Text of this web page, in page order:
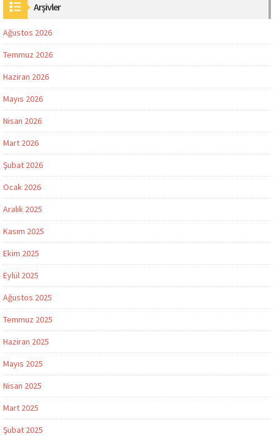
Arşivler
Ağustos 2026
Temmuz 2026
Haziran 2026
Mayıs 2026
Nisan 2026
Mart 2026
Şubat 2026
Ocak 2026
Aralık 2025
Kasım 2025
Ekim 2025
Eylül 2025
Ağustos 2025
Temmuz 2025
Haziran 2025
Mayıs 2025
Nisan 2025
Mart 2025
Şubat 2025